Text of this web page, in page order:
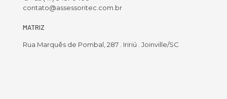
contato@assessoritec.com.br
MATRIZ
Rua Marquês de Pombal, 287 . Iririú . Joinville/SC